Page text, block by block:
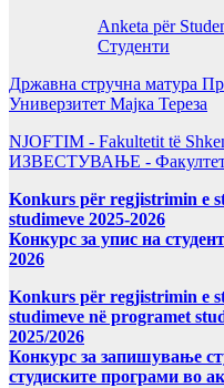
Anketa për
Студенти
Државна стручна матура
Универзитет Мајка Тереза
NJOFTIM - Fakultetit të
ИЗВЕСТУВАЊЕ -
Konkurs për regjistrimin e
studimeve 2025-2026
Конкурс за упис на
2026
Konkurs për regjistrimin e
studimeve në programet
2025/2026
Конкурс за запишување
студиските програми во